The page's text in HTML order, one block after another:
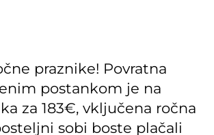
praznike! Povratna
postankom je na
za 183€, vključena ročna
sobi boste plačali